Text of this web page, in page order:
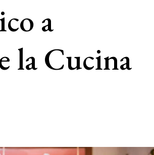
a
la Cucina